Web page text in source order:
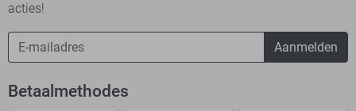
acties!
Aanmelden
Betaalmethodes